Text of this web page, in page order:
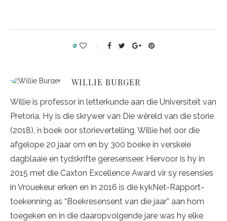
0
WILLIE BURGER
Willie is professor in letterkunde aan die Universiteit van
Pretoria. Hy is die skrywer van Die wêreld van die storie
(2018), ŉ boek oor storievertelling. Willie het oor die
afgelope 20 jaar om en by 300 boeke in verskeie
dagblaaie en tydskrifte geresenseer. Hiervoor is hy in
2015 met die Caxton Excellence Award vir sy resensies
in Vrouekeur erken en in 2016 is die kykNet-Rapport-
toekenning as “Boekresensent van die jaar” aan hom
toegeken en in die daaropvolgende jare was hy elke